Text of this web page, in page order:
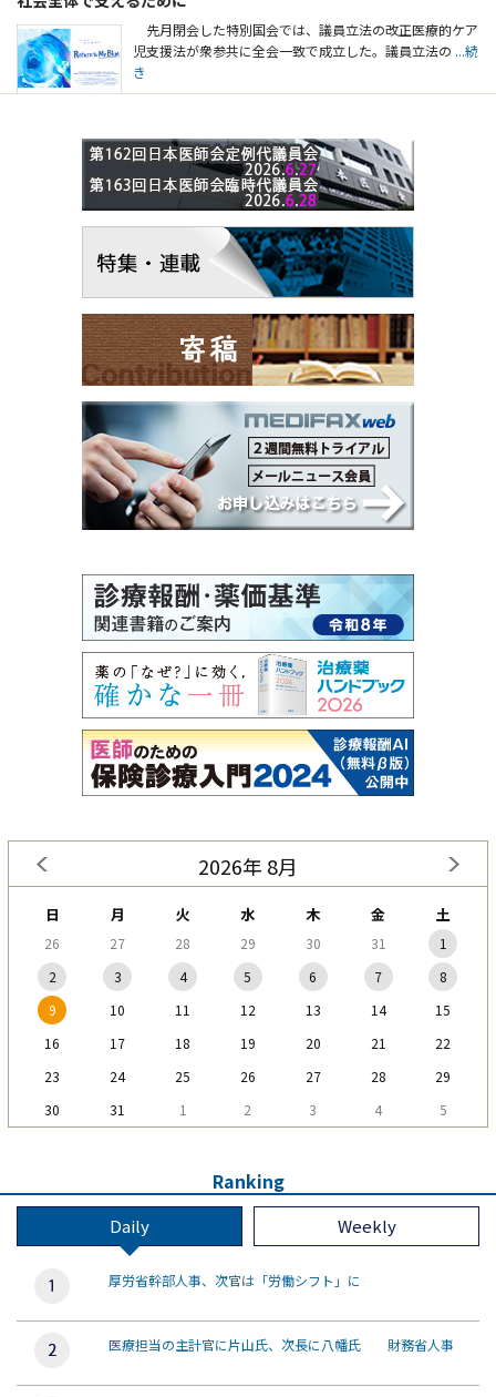
先月閉会した特別国会では、議員立法の改正医療的ケア
児支援法が衆参共に全会一致で成立した。議員立法の ...続
き
2026年 8月
日 月 火 水 木 金 土
26 27 28 29 30 31
1
2
3 4 5 6 7
8
9
10 11 12 13 14
15
16
17 18 19 20 21
22
23
24 25 26 27 28
29
30
31 1 2 3 4 5
Ranking
Daily Weekly
厚労省幹部人事、次官は「労働シフト」に
医療担当の主計官に片山氏、次長に八幡氏 財務省人事